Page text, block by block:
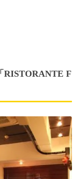
RISTORANTE F